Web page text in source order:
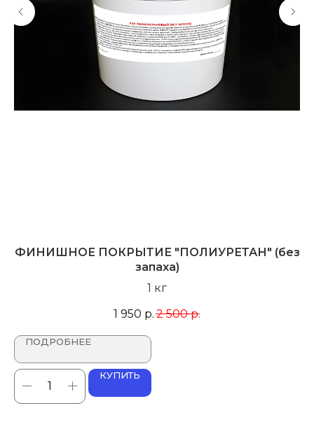
ФИНИШНОЕ ПОКРЫТИЕ "ПОЛИУРЕТАН" (без
запаха)
1 кг
1 950 р. 2 500 р.
ПОДРОБНЕЕ
КУПИТЬ